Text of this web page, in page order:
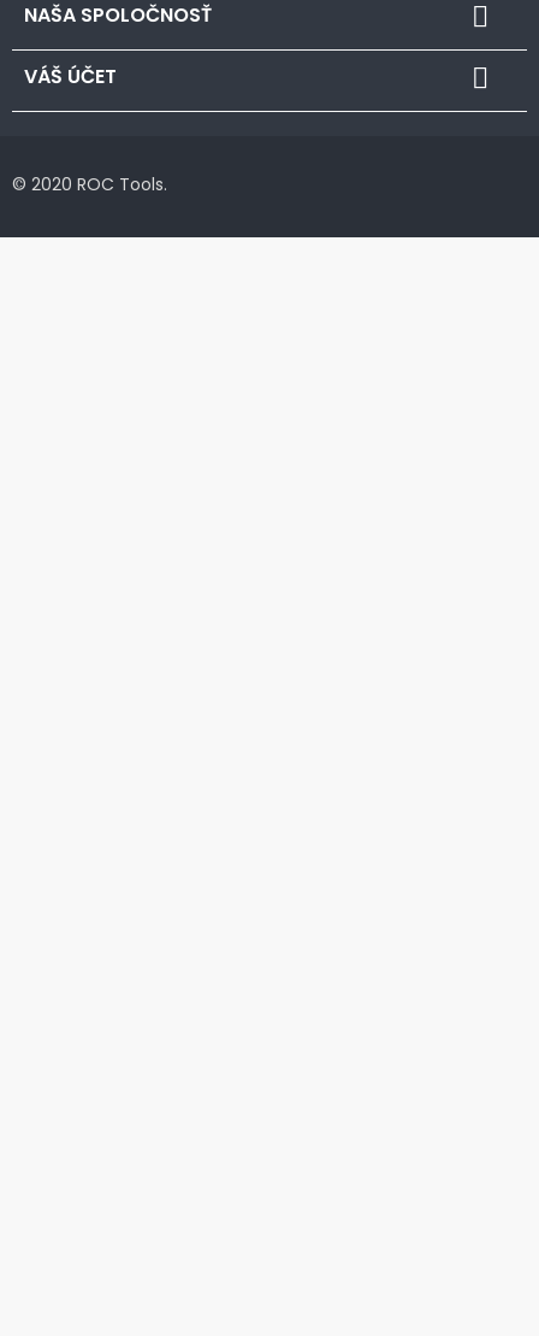
NAŠA SPOLOČNOSŤ 
VÁŠ ÚČET 
© 2020 ROC Tools.